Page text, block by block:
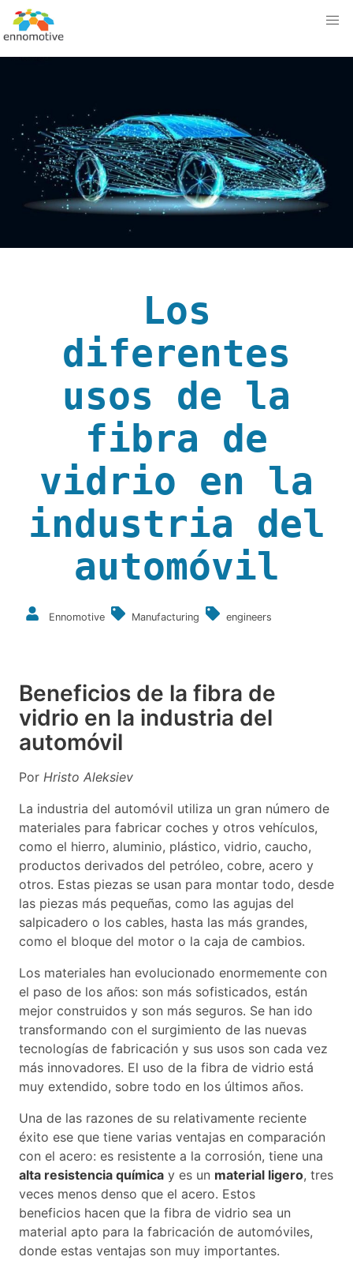
Los
diferentes
usos de la
fibra de
vidrio en la
industria del
automóvil
Ennomotive Manufacturing engineers
Beneficios de la fibra de
vidrio en la industria del
automóvil
Por Hristo Aleksiev
La industria del automóvil utiliza un gran número de
materiales para fabricar coches y otros vehículos,
como el hierro, aluminio, plástico, vidrio, caucho,
productos derivados del petróleo, cobre, acero y
otros. Estas piezas se usan para montar todo, desde
las piezas más pequeñas, como las agujas del
salpicadero o los cables, hasta las más grandes,
como el bloque del motor o la caja de cambios.
Los materiales han evolucionado enormemente con
el paso de los años: son más sofisticados, están
mejor construidos y son más seguros. Se han ido
transformando con el surgimiento de las nuevas
tecnologías de fabricación y sus usos son cada vez
más innovadores. El uso de la fibra de vidrio está
muy extendido, sobre todo en los últimos años.
Una de las razones de su relativamente reciente
éxito ese que tiene varias ventajas en comparación
con el acero: es resistente a la corrosión, tiene una
alta resistencia química y es un material ligero, tres
veces menos denso que el acero. Estos
beneficios hacen que la fibra de vidrio sea un
material apto para la fabricación de automóviles,
donde estas ventajas son muy importantes.